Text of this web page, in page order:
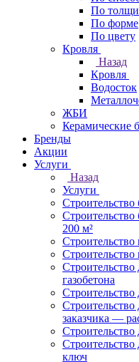
По
По форме
По цвету
Кровля
Назад
Кровля
Водосток
ЖБИ
Керамические
Бренды
Акции
Услуги
Назад
Услуги
Строительство
Строительство
200 м²
Строительство
Строительство
газобетона
Строительство
Строительство
заказчика —
Строительство
Строительство
ключ